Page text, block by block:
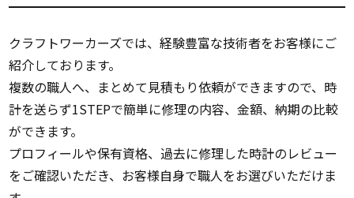
クラフトワーカーズでは、経験豊富な技術者をお客様にご
紹介しております。
複数の職人へ、まとめて見積もり依頼ができますので、時
計を送らず1STEPで簡単に修理の内容、金額、納期の比較
ができます。
プロフィールや保有資格、過去に修理した時計のレビュー
をご確認いただき、お客様自身で職人をお選びいただけま